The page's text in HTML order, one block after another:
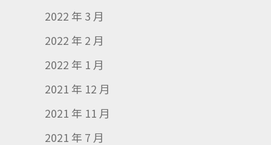
2022 年 3 月
2022 年 2 月
2022 年 1 月
2021 年 12 月
2021 年 11 月
2021 年 7 月